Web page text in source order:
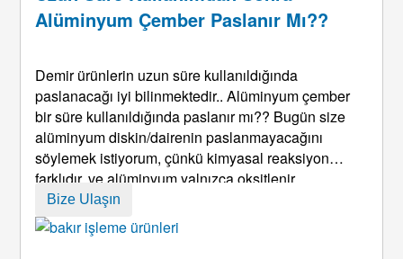
Alüminyum Çember Paslanır Mı??
Demir ürünlerin uzun süre kullanıldığında
paslanacağı iyi bilinmektedir.. Alüminyum çember
bir süre kullanıldığında paslanır mı?? Bugün size
alüminyum diskin/dairenin paslanmayacağını
söylemek istiyorum, çünkü kimyasal reaksiyon
farklıdır, ve alüminyum yalnızca oksitlenir.
Alüminyum diskleri işlerken anlaşılmaktadır ki,
üreticiler başka pas önleyici ve korozyon önleyici
metal öğeler de ekleyecek ...
Bize Ulaşın